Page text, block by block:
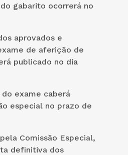
gabarito ocorrerá no
aprovados e
de aferição de
publicado no dia
exame caberá
especial no prazo de
Comissão Especial,
definitiva dos